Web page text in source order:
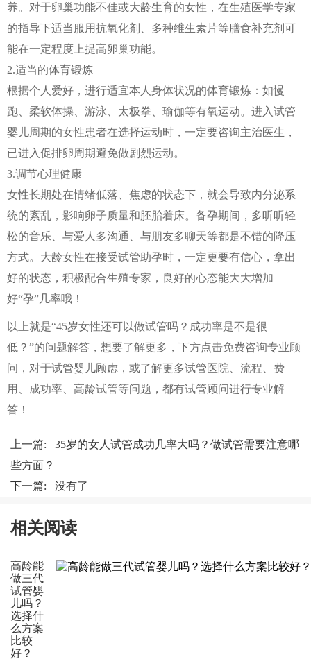
养。对于卵巢功能不佳或大龄生育的女性，在生殖医学专家
的指导下适当服用抗氧化剂、多种维生素片等膳食补充剂可
能在一定程度上提高卵巢功能。
2.适当的体育锻炼
根据个人爱好，进行适宜本人身体状况的体育锻炼：如慢
跑、柔软体操、游泳、太极拳、瑜伽等有氧运动。进入试管
婴儿周期的女性患者在选择运动时，一定要咨询主治医生，
已进入促排卵周期避免做剧烈运动。
3.调节心理健康
女性长期处在情绪低落、焦虑的状态下，就会导致内分泌系
统的紊乱，影响卵子质量和胚胎着床。备孕期间，多听听轻
松的音乐、与爱人多沟通、与朋友多聊天等都是不错的降压
方式。大龄女性在接受试管助孕时，一定更要有信心，拿出
好的状态，积极配合生殖专家，良好的心态能大大增加
好“孕”几率哦！
以上就是“45岁女性还可以做试管吗？成功率是不是很
低？”的问题解答，想要了解更多，下方点击免费咨询专业顾
问，对于试管婴儿顾虑，或了解更多试管医院、流程、费
用、成功率、高龄试管等问题，都有试管顾问进行专业解
答！
上一篇: 35岁的女人试管成功几率大吗？做试管需要注意哪
些方面？
下一篇: 没有了
相关阅读
高龄能
做三代
试管婴
儿吗？
选择什
么方案
比较
好？